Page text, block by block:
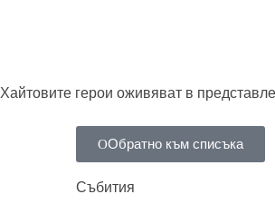
Хайтовите герои оживяват в
Обратно към списъка
Събития